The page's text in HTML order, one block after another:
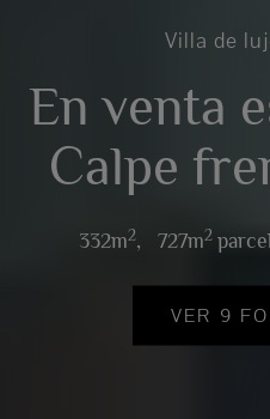
Villa de
En venta
Calpe
332m2, 727m2
VER 9